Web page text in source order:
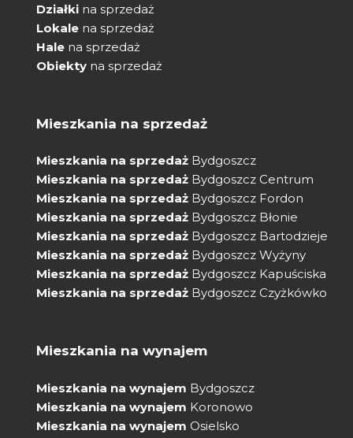
Działki na sprzedaż
Lokale na sprzedaż
Hale na sprzedaż
Obiekty na sprzedaż
Mieszkania na sprzedaż
Mieszkania na sprzedaż Bydgoszcz
Mieszkania na sprzedaż Bydgoszcz Centrum
Mieszkania na sprzedaż Bydgoszcz Fordon
Mieszkania na sprzedaż Bydgoszcz Błonie
Mieszkania na sprzedaż Bydgoszcz Bartodzieje
Mieszkania na sprzedaż Bydgoszcz Wyżyny
Mieszkania na sprzedaż Bydgoszcz Kapuściska
Mieszkania na sprzedaż Bydgoszcz Czyżkówko
Mieszkania na wynajem
Mieszkania na wynajem Bydgoszcz
Mieszkania na wynajem Koronowo
Mieszkania na wynajem Osielsko